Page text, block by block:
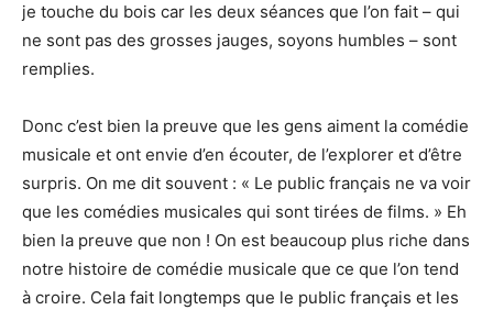
je touche du bois car les deux séances que l’on fait – qui
ne sont pas des grosses jauges, soyons humbles – sont
remplies.
Donc c’est bien la preuve que les gens aiment la comédie
musicale et ont envie d’en écouter, de l’explorer et d’être
surpris. On me dit souvent : « Le public français ne va voir
que les comédies musicales qui sont tirées de films. » Eh
bien la preuve que non ! On est beaucoup plus riche dans
notre histoire de comédie musicale que ce que l’on tend
à croire. Cela fait longtemps que le public français et les